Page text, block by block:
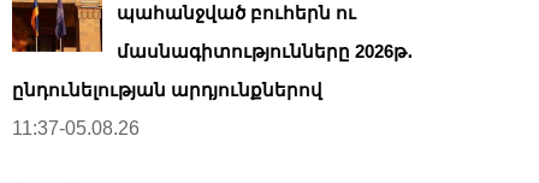
պահանջված բուհերն ու
մասնագիտությունները 2026թ․
ընդունելության արդյունքներով
11:37-05.08.26